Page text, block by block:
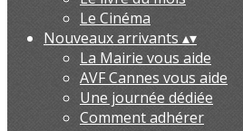
Le Cinéma
Nouveaux arrivants ▴▾
La Mairie vous aide
AVF Cannes vous aide
Une journée dédiée
Comment adhérer